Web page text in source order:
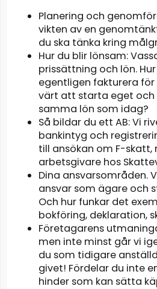
Planering och
vikten av en
du ska tänka kring
Hur du blir lönsam:
prissättning och lön.
egentligen fakturera
värt att starta eget och
samma lön som idag?
Så bildar du ett AB: Vi
bankintyg och
till ansökan om F-skatt,
arbetsgivare hos
Dina ansvarsområden.
ansvar som ägare och
Och hur funkar det
bokföring, deklaration,
Företagarens
men inte minst går vi
du som tidigare
givet! Fördelar du inte
hinder som kan sätta